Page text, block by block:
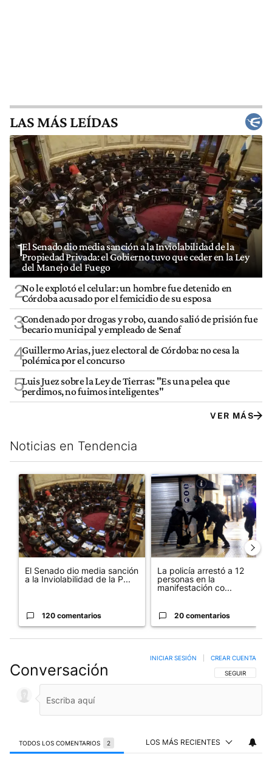
LAS MÁS LEÍDAS
1El Senado dio media sanción a la Inviolabilidad de la
Propiedad Privada: el Gobierno tuvo que ceder en la Ley
del Manejo del Fuego
2No le explotó el celular: un hombre fue detenido en
Córdoba acusado por el femicidio de su esposa
3Condenado por drogas y robo, cuando salió de prisión fue
becario municipal y empleado de Senaf
4Guillermo Arias, juez electoral de Córdoba: no cesa la
polémica por el concurso
5Luis Juez sobre la Ley de Tierras: "Es una pelea que
perdimos, no fuimos inteligentes"
VER MÁS
Noticias en Tendencia
Este listado muestra los artículos con más comentarios en los
Un artículo de tendencia con el título "El Senado dio media
El Senado dio media sanción
a la Inviolabilidad de la P...
120 comentarios
Un artículo de tendencia con
La policía arrestó a 12
personas en la
manifestación co...
20 comentarios
Conversación SIGA ESTA
SEGUIR
INICIAR SESIÓN CREAR CUENTA
TODOS LOS COMENTARIOS 2 LOS MÁS RECIENTES